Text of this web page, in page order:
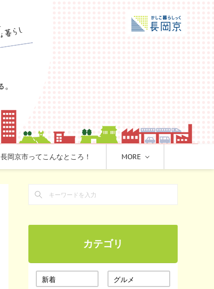
長岡京市ってこんなところ！ MORE
カテゴリ
新着
グルメ